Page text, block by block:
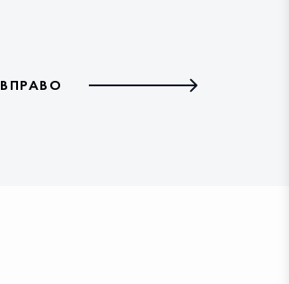
ВПРАВО